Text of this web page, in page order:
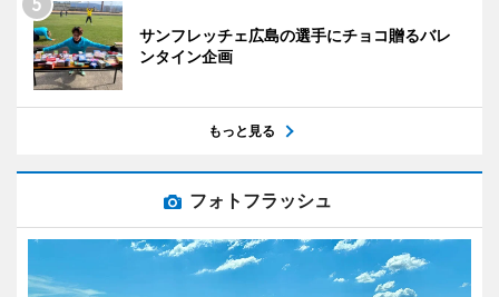
サンフレッチェ広島の選手にチョコ贈るバレ
ンタイン企画
もっと見る
フォトフラッシュ